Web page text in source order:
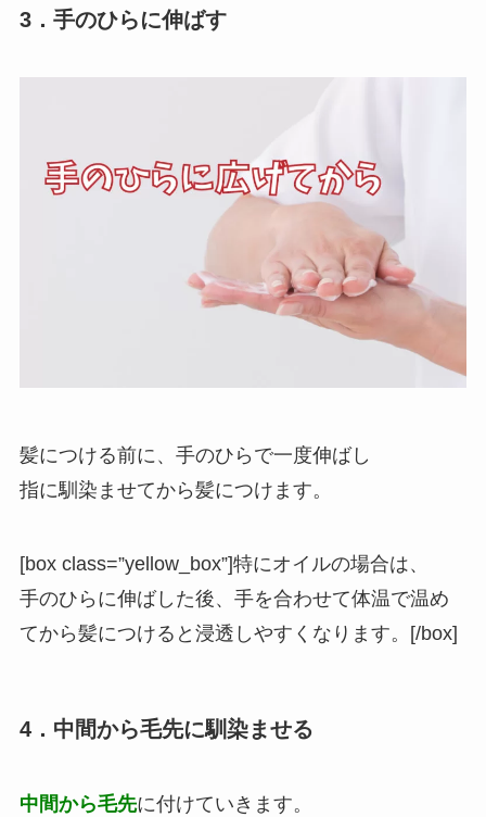
3．手のひらに伸ばす
髪につける前に、手のひらで一度伸ばし
指に馴染ませてから髪につけます。
[box class=”yellow_box”]特にオイルの場合は、
手のひらに伸ばした後、手を合わせて体温で温め
てから髪につけると浸透しやすくなります。[/box]
4．中間から毛先に馴染ませる
中間から毛先に付けていきます。